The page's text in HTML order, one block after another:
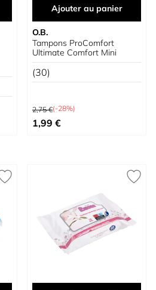
Ajouter au panier
O.B.
Tampons ProComfort
Ultimate Comfort Mini
(30)
Prix normal
2,75 €(-28%)
Prix spécial
1,99 €